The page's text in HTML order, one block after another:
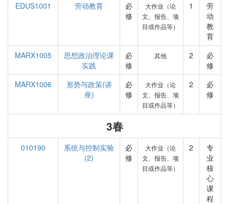
EDUS1001
劳动教育
必
修
大作业（论
文、报告、项
目或作品等）
1
劳
动
教
育
MARX1005
思想政治理论课
实践
必
修
其他 2
必
修
MARX1006
形势与政策(讲
座)
必
修
大作业（论
文、报告、项
目或作品等）
2
必
修
3春
010190
系统与控制实验
(2)
必
修
大作业（论
文、报告、项
目或作品等）
2
专
业
核
心
课
程